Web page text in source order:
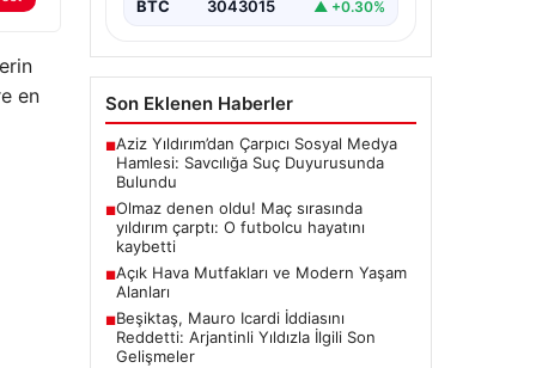
en
BTC 3043015 ▲ +0.30%
Son Eklenen Haberler
■Aziz Yıldırım’dan Çarpıcı Sosyal Medya
Hamlesi: Savcılığa Suç Duyurusunda
Bulundu
■Olmaz denen oldu! Maç sırasında
yıldırım çarptı: O futbolcu hayatını
kaybetti
■Açık Hava Mutfakları ve Modern Yaşam
Alanları
■Beşiktaş, Mauro Icardi İddiasını
Reddetti: Arjantinli Yıldızla İlgili Son
Gelişmeler